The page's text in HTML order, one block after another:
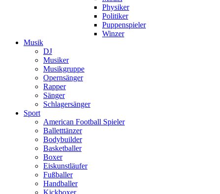
Physiker
Politiker
Puppenspieler
Winzer
Musik
DJ
Musiker
Musikgruppe
Opernsänger
Rapper
Sänger
Schlagersänger
Sport
American Football Spieler
Balletttänzer
Bodybuilder
Basketballer
Boxer
Eiskunstläufer
Fußballer
Handballer
Kickboxer